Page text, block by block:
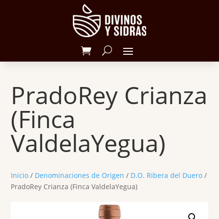
PradoRey Crianza
(Finca
ValdelaYegua)
Inicio / Denominaciones de Origen / D.O. Ribera del Duero /
PradoRey Crianza (Finca ValdelaYegua)